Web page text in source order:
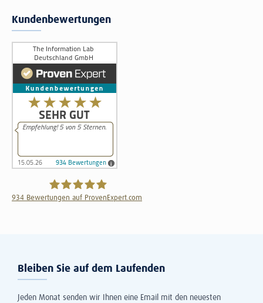
Kundenbewertungen
934 Bewertungen auf ProvenExpert.com
Bleiben Sie auf dem Laufenden
Jeden Monat senden wir Ihnen eine Email mit den neuesten